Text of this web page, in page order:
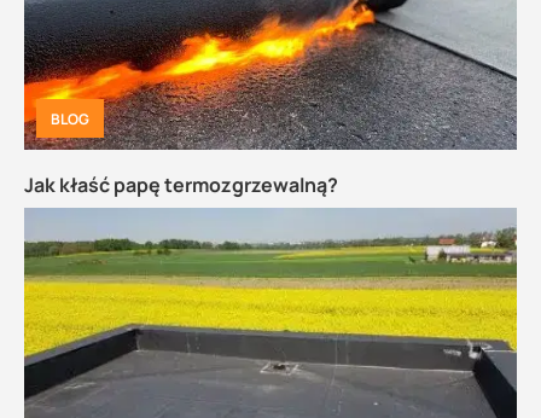
BLOG
Jak kłaść papę termozgrzewalną?